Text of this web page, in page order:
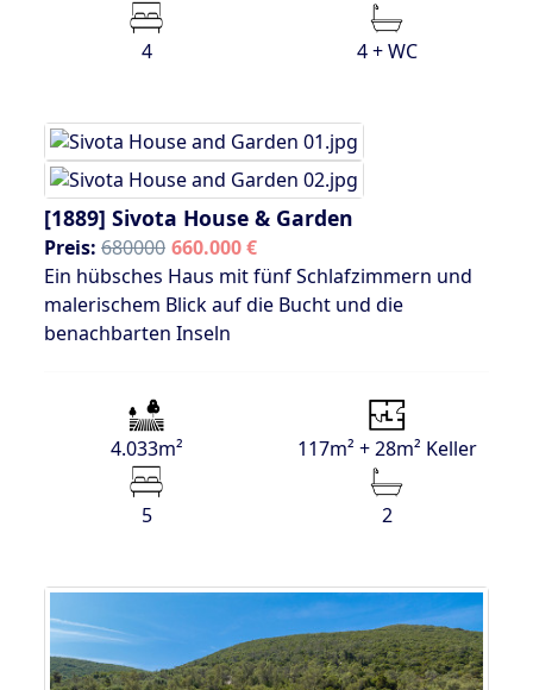
4 4 + WC
[1889] Sivota House & Garden
Preis: 680000 660.000 €
Ein hübsches Haus mit fünf Schlafzimmern und
malerischem Blick auf die Bucht und die
benachbarten Inseln
4.033m² 117m² + 28m² Keller
5 2